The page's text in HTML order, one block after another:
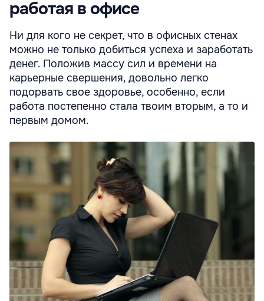
работая в офисе
Ни для кого не секрет, что в офисных стенах
можно не только добиться успеха и заработать
денег. Положив массу сил и времени на
карьерные свершения, довольно легко
подорвать свое здоровье, особенно, если
работа постепенно стала твоим вторым, а то и
первым домом.